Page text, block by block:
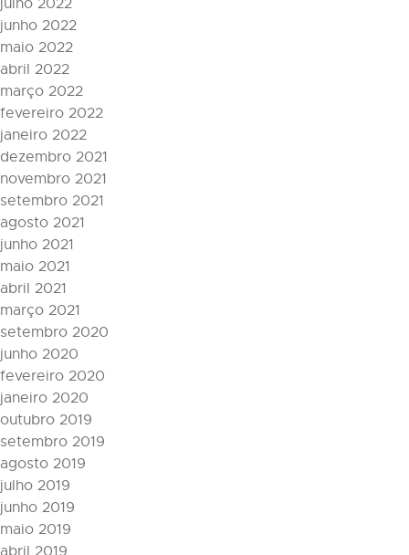
julho 2022
junho 2022
maio 2022
abril 2022
março 2022
fevereiro 2022
janeiro 2022
dezembro 2021
novembro 2021
setembro 2021
agosto 2021
junho 2021
maio 2021
abril 2021
março 2021
setembro 2020
junho 2020
fevereiro 2020
janeiro 2020
outubro 2019
setembro 2019
agosto 2019
julho 2019
junho 2019
maio 2019
abril 2019